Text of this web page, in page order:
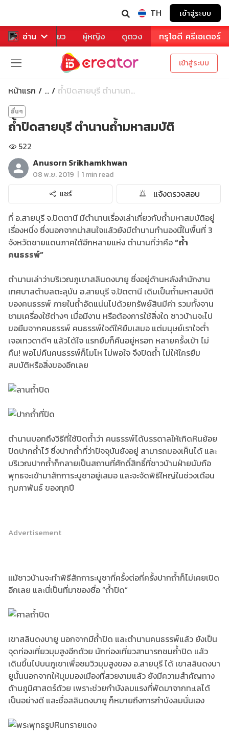
TH เข้าสู่ระบบ
อ่าน
หาร ท่องเที่ยว ผู้หญิง ดูดวง ทรูไอดี ครีเอเตอร์
เข้าสู่ระบบ
หน้าแรก ... ถ้ำปิดสายบุรี ตำนานถ...
อื่นๆ
ถ้ำปิดสายบุรี ตำนานถ้ำมหาสมบัติ
522
Anusorn Srikhamkhwan
08 พ.ย. 2019 | 1 min read
แชร์
แจ้งตรวจสอบ
ที่ อ.สายบุรี จ.ปัตตานี มีตำนานเรื่องเล่าเกี่ยวกับถ้ำมหาสมบัติอยู่
เรื่องหนึ่ง ซึ่งนอกจากน่าสนใจแล้วยังมีตำนานทำนองนี้ในพื้นที่ 3
จังหวัดชายแดนภาคใต้อีกหลายแห่ง ตำนานที่ว่าคือ“ถ้ำ
คนธรรพ์”
ตำนานเล่าว่าบริเวณภูเขาสลินดงบายู ซึ่งอยู่ด้านหลังสำนักงาน
เทศบาลตำบลตะลุบัน อ.สายบุรี จ.ปัตตานี เดิมเป็นถ้ำมหาสมบัติ
ของคนธรรพ์ ภายในถ้ำอัดแน่นไปด้วยทรัพย์สินมีค่า รวมทั้งจาน
ชามเครื่องใช้ต่างๆ เมื่อมีงาน หรือต้องการใช้สิ่งใด ชาวบ้านจะไป
ขอยืมจากคนธรรพ์ คนธรรพ์ใจดีให้ยืมเสมอ แต่มนุษย์เราใจต่ำ
เจอเทวดาดีๆ แล้วได้ใจ แรกยืมก็คืนอยู่หรอก หลายครั้งเข้า ไม่
คืน! พอไม่คืนคนธรรพ์ก็โมโห ไม่พอใจ จึงปิดถ้ำ ไม่ให้ใครยืม
สมบัติหรือสิ่งของอีกเลย
ตำนานบอกถึงวิธีที่ใช้ปิดถ้ำว่า คนธรรพ์ได้บรรดาลให้เกิดหินย้อย
ปิดปากถ้ำไว้ ซึ่งปากถ้ำที่ว่าปัจจุบันยังอยู่ สามารถมองเห็นได้ และ
บริเวณปากถ้ำก็กลายเป็นสถานที่ศักดิ์สิทธิ์ที่ชาวบ้านฝ่ายนับถือ
พุทธจะเข้ามาสักการะบูชาอยู่เสมอ และจะจัดพิธีใหญ่ในช่วงเดือน
กุมภาพันธ์ ของทุกปี
Advertisement
แม้ชาวบ้านจะทำพิธีสักการะบูชากี่ครั้งต่อกี่ครั้งปากถ้ำก็ไม่เคยเปิด
อีกเลย และนี่เป็นที่มาของชื่อ “ถ้ำปิด”
เขาสลินดงบายู นอกจากมีถ้ำปิด และตำนานคนธรรพ์แล้ว ยังเป็น
จุดท่องเที่ยวมุมสูงอีกด้วย นักท่องเที่ยวสามารถชมถ้ำปิด แล้ว
เดินขึ้นไปบนภูเขาเพื่อชมวิวมุมสูงของ อ.สายบุรี ได้ เขาสลินดงบา
ยูนั้นนอกจากให้มุมมองเมืองที่สวยงามแล้ว ยังมีความสำคัญทาง
ด้านภูมิศาสตร์ด้วย เพราะช่วยกำบังลมแรงที่พัดมาจากทะเลได้
เป็นอย่างดี และชื่อสลินดงบายู ก็หมายถึงการกำบังลมนั่นเอง